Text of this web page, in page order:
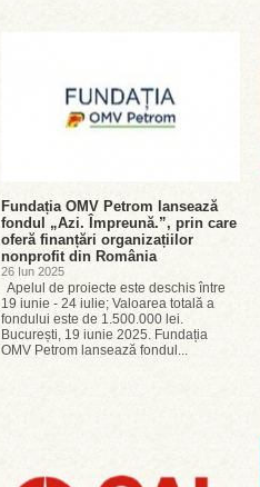
Fundația OMV Petrom lansează
fondul „Azi. Împreună.”, prin care
oferă finanțări organizațiilor
nonprofit din România
26 Iun 2025
Apelul de proiecte este deschis între
19 iunie - 24 iulie; Valoarea totală a
fondului este de 1.500.000 lei.
București, 19 iunie 2025. Fundația
OMV Petrom lansează fondul...